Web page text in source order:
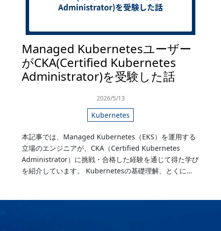
Managed Kubernetesユーザー
がCKA(Certified Kubernetes
Administrator)を受験した話
2026/5/13
Kubernetes
本記事では、Managed Kubernetes（EKS）を運用する
立場のエンジニアが、CKA（Certified Kubernetes
Administrator）に挑戦・合格した経験を通じて得た学び
を紹介しています。 Kubernetesの基礎理解、とくに…